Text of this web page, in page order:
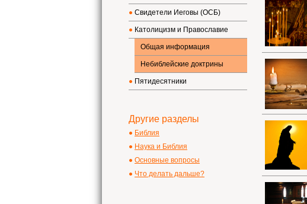
Свидетели Иеговы (ОСБ)
Католицизм и Православие
Общая информация
Небиблейские доктрины
Пятидесятники
Другие разделы
Библия
Наука и Библия
Основные вопросы
Что делать дальше?